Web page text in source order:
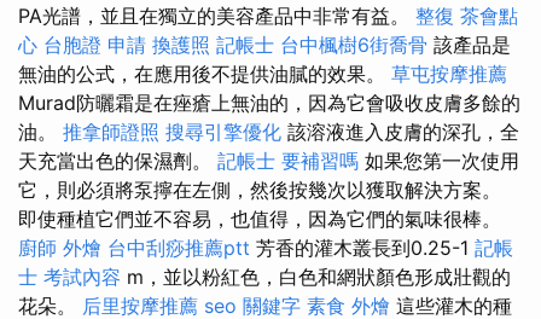
PA光譜，並且在獨立的美容產品中非常有益。 整復 茶會點
心 台胞證 申請 換護照 記帳士 台中楓樹6街喬骨 該產品是
無油的公式，在應用後不提供油膩的效果。 草屯按摩推薦
Murad防曬霜是在痤瘡上無油的，因為它會吸收皮膚多餘的
油。 推拿師證照 搜尋引擎優化 該溶液進入皮膚的深孔，全
天充當出色的保濕劑。 記帳士 要補習嗎 如果您第一次使用
它，則必須將泵擰在左側，然後按幾次以獲取解決方案。
即使種植它們並不容易，也值得，因為它們的氣味很棒。
廚師 外燴 台中刮痧推薦ptt 芳香的灌木叢長到0.25-1 記帳
士 考試內容 m，並以粉紅色，白色和網狀顏色形成壯觀的
花朵。 后里按摩推薦 seo 關鍵字 素食 外燴 這些灌木的種